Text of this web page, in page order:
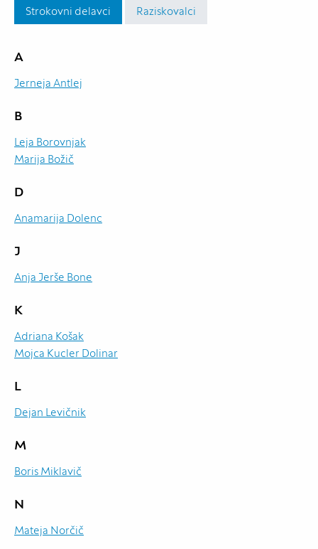
Strokovni delavci Raziskovalci
A
Jerneja Antlej
B
Leja Borovnjak
Marija Božič
D
Anamarija Dolenc
J
Anja Jerše Bone
K
Adriana Košak
Mojca Kucler Dolinar
L
Dejan Levičnik
M
Boris Miklavič
N
Mateja Norčič